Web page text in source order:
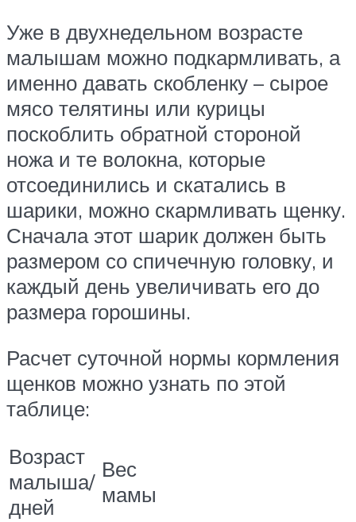
Уже в двухнедельном возрасте
малышам можно подкармливать, а
именно давать скобленку – сырое
мясо телятины или курицы
поскоблить обратной стороной
ножа и те волокна, которые
отсоединились и скатались в
шарики, можно скармливать щенку.
Сначала этот шарик должен быть
размером со спичечную головку, и
каждый день увеличивать его до
размера горошины.
Расчет суточной нормы кормления
щенков можно узнать по этой
таблице:
Возраст
малыша/
дней
Вес
мамы